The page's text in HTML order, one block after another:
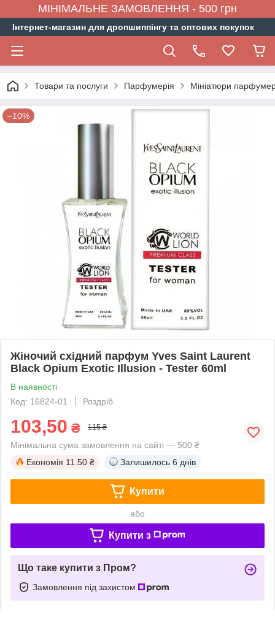
МІНІМАЛЬНЕ ЗАМОВЛЕННЯ - 500 грн
Інтернет-магазин для дропшиппінгу та оптових покупок
Товари та послуги Парфумерія Мініатюри
–10%
Жіночий східний парфум Yves Saint Laurent
Black Opium Exotic Illusion - Tester 60ml
В наявності
Код: 16824-01
Роздріб
103,50 ₴ 115 ₴
Мінімальна сума замовлення на сайті — 500 ₴
Економія 11.50 ₴ Залишилось 6 днів
Купити
або
Купити з
Що таке купити з Пром?
Замовлення під захистом